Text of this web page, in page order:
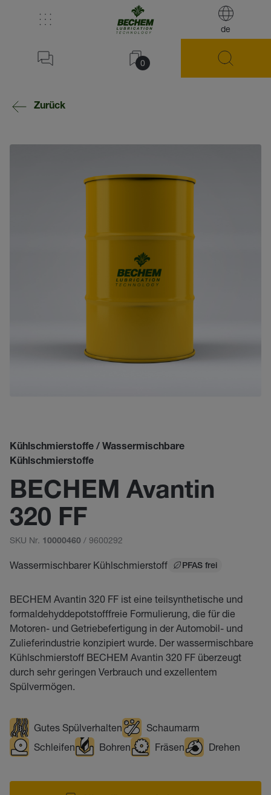
de
0
Zurück
Kühlschmierstoffe / Wassermischbare
Kühlschmierstoffe
BECHEM Avantin
320 FF
SKU Nr. 10000460 / 9600292
Wassermischbarer Kühlschmierstoff PFAS frei
BECHEM Avantin 320 FF ist eine teilsynthetische und
formaldehyddepotstofffreie Formulierung, die für die
Motoren- und Getriebefertigung in der Automobil- und
Zulieferindustrie konzipiert wurde. Der wassermischbare
Kühlschmierstoff BECHEM Avantin 320 FF überzeugt
durch sehr geringen Verbrauch und exzellentem
Spülvermögen.
Gutes Spülverhalten
Schaumarm
Schleifen
Bohren Fräsen Drehen